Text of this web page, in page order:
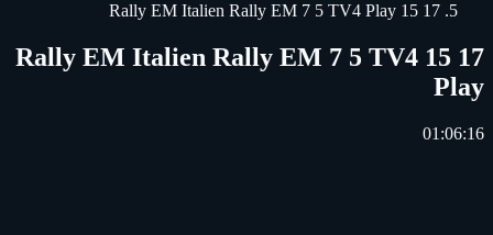
17 15 Rally EM Italien Rally EM 7 5 TV4 Play
17 15 Rally EM Italien Rally EM 7 5 TV4
Play
01:06:16